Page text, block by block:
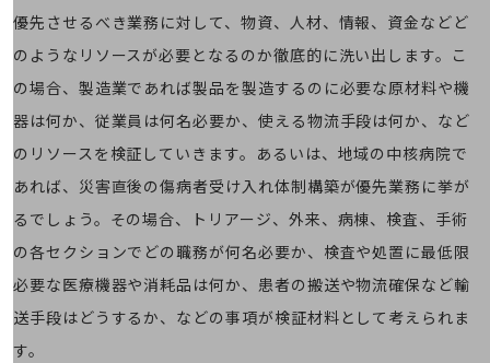
会社案内TOP
組織
社長からのご挨拶
事業拠点
グループ会社
会社案内パンフレット
ニュースルーム
ニュースルームTOP
ニュースリリース
優先させるべき業務に対して、物資、人材、情報、資金などど
のようなリソースが必要となるのか徹底的に洗い出します。こ
の場合、製造業であれば製品を製造するのに必要な原材料や機
器は何か、従業員は何名必要か、使える物流手段は何か、など
のリソースを検証していきます。あるいは、地域の中核病院で
あれば、災害直後の傷病者受け入れ体制構築が優先業務に挙が
るでしょう。その場合、トリアージ、外来、病棟、検査、手術
の各セクションでどの職務が何名必要か、検査や処置に最低限
必要な医療機器や消耗品は何か、患者の搬送や物流確保など輸
送手段はどうするか、などの事項が検証材料として考えられま
す。